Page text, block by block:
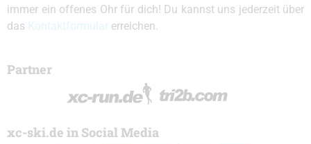
immer ein offenes Ohr für dich! Du kannst uns jederzeit über
das
erreichen.
Partner
xc-ski.de in Social Media